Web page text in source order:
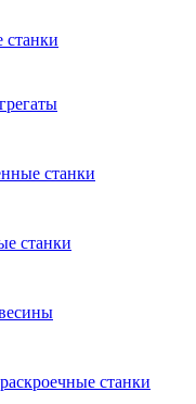
станки
станки
станки